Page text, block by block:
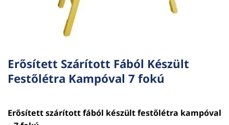
Erősített Szárított Fából Készült
Festőlétra Kampóval 7 fokú
Erősített szárított fából készült festőlétra kampóval